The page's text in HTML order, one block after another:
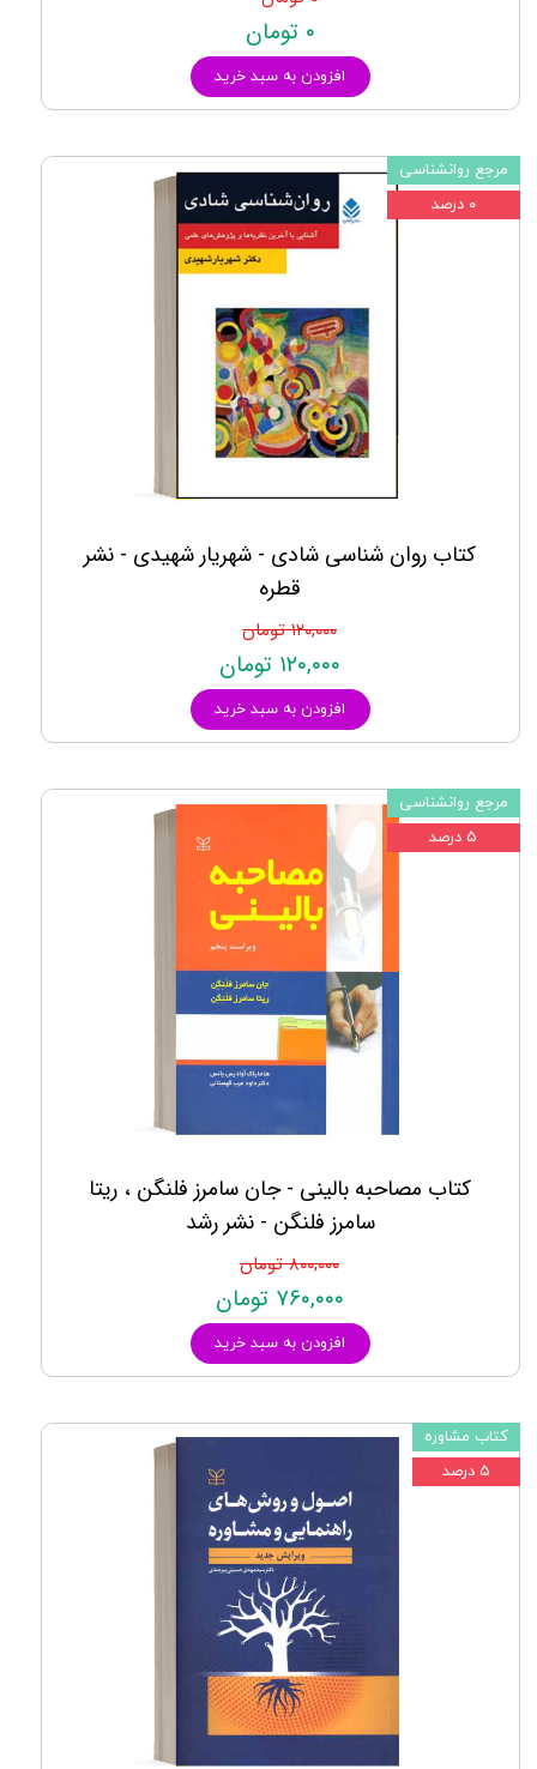
۰ تومان
افزودن به سبد خرید
کتاب روان شناسی شادی - شهریار شهیدی - نشر
قطره
۱۲۰,۰۰۰ تومان
۱۲۰,۰۰۰ تومان
افزودن به سبد خرید
مرجع روانشناسی
۰ درصد
کتاب مصاحبه بالینی - جان سامرز فلنگن ، ریتا
سامرز فلنگن - نشر رشد
۸۰۰,۰۰۰ تومان
۷۶۰,۰۰۰ تومان
افزودن به سبد خرید
مرجع روانشناسی
۵ درصد
کتاب مشاوره
۵ درصد